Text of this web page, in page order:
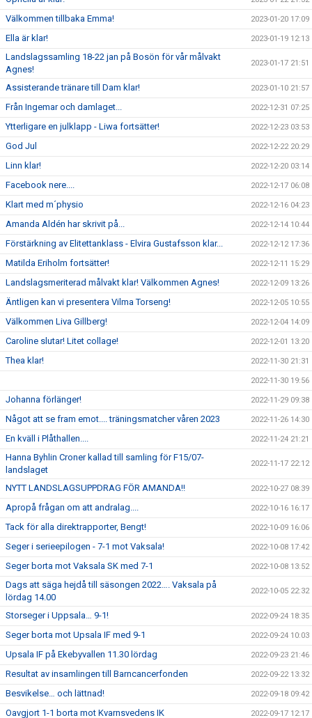
Välkommen tillbaka Emma! 2023-01-20 17:09
Ella är klar! 2023-01-19 12:13
Landslagssamling 18-22 jan på Bosön för vår målvakt
Agnes!
2023-01-17 21:51
Assisterande tränare till Dam klar! 2023-01-10 21:57
Från Ingemar och damlaget... 2022-12-31 07:25
Ytterligare en julklapp - Liwa fortsätter! 2022-12-23 03:53
God Jul 2022-12-22 20:29
Linn klar! 2022-12-20 03:14
Facebook nere.... 2022-12-17 06:08
Klart med m´physio 2022-12-16 04:23
Amanda Aldén har skrivit på... 2022-12-14 10:44
Förstärkning av Elitettanklass - Elvira Gustafsson klar... 2022-12-12 17:36
Matilda Eriholm fortsätter! 2022-12-11 15:29
Landslagsmeriterad målvakt klar! Välkommen Agnes! 2022-12-09 13:26
Äntligen kan vi presentera Vilma Torseng! 2022-12-05 10:55
Välkommen Liva Gillberg! 2022-12-04 14:09
Caroline slutar! Litet collage! 2022-12-01 13:20
Thea klar! 2022-11-30 21:31
2022-11-30 19:56
Johanna förlänger! 2022-11-29 09:38
Något att se fram emot.... träningsmatcher våren 2023 2022-11-26 14:30
En kväll i Plåthallen.... 2022-11-24 21:21
Hanna Byhlin Croner kallad till samling för F15/07-
landslaget
2022-11-17 22:12
NYTT LANDSLAGSUPPDRAG FÖR AMANDA!! 2022-10-27 08:39
Apropå frågan om att andralag.... 2022-10-16 16:17
Tack för alla direktrapporter, Bengt! 2022-10-09 16:06
Seger i serieepilogen - 7-1 mot Vaksala! 2022-10-08 17:42
Seger borta mot Vaksala SK med 7-1 2022-10-08 13:52
Dags att säga hejdå till säsongen 2022…. Vaksala på
lördag 14.00
2022-10-05 22:32
Storseger i Uppsala… 9-1! 2022-09-24 18:35
Seger borta mot Upsala IF med 9-1 2022-09-24 10:03
Upsala IF på Ekebyvallen 11.30 lördag 2022-09-23 21:46
Resultat av insamlingen till Barncancerfonden 2022-09-22 13:32
Besvikelse… och lättnad! 2022-09-18 09:42
Oavgjort 1-1 borta mot Kvarnsvedens IK 2022-09-17 12:17